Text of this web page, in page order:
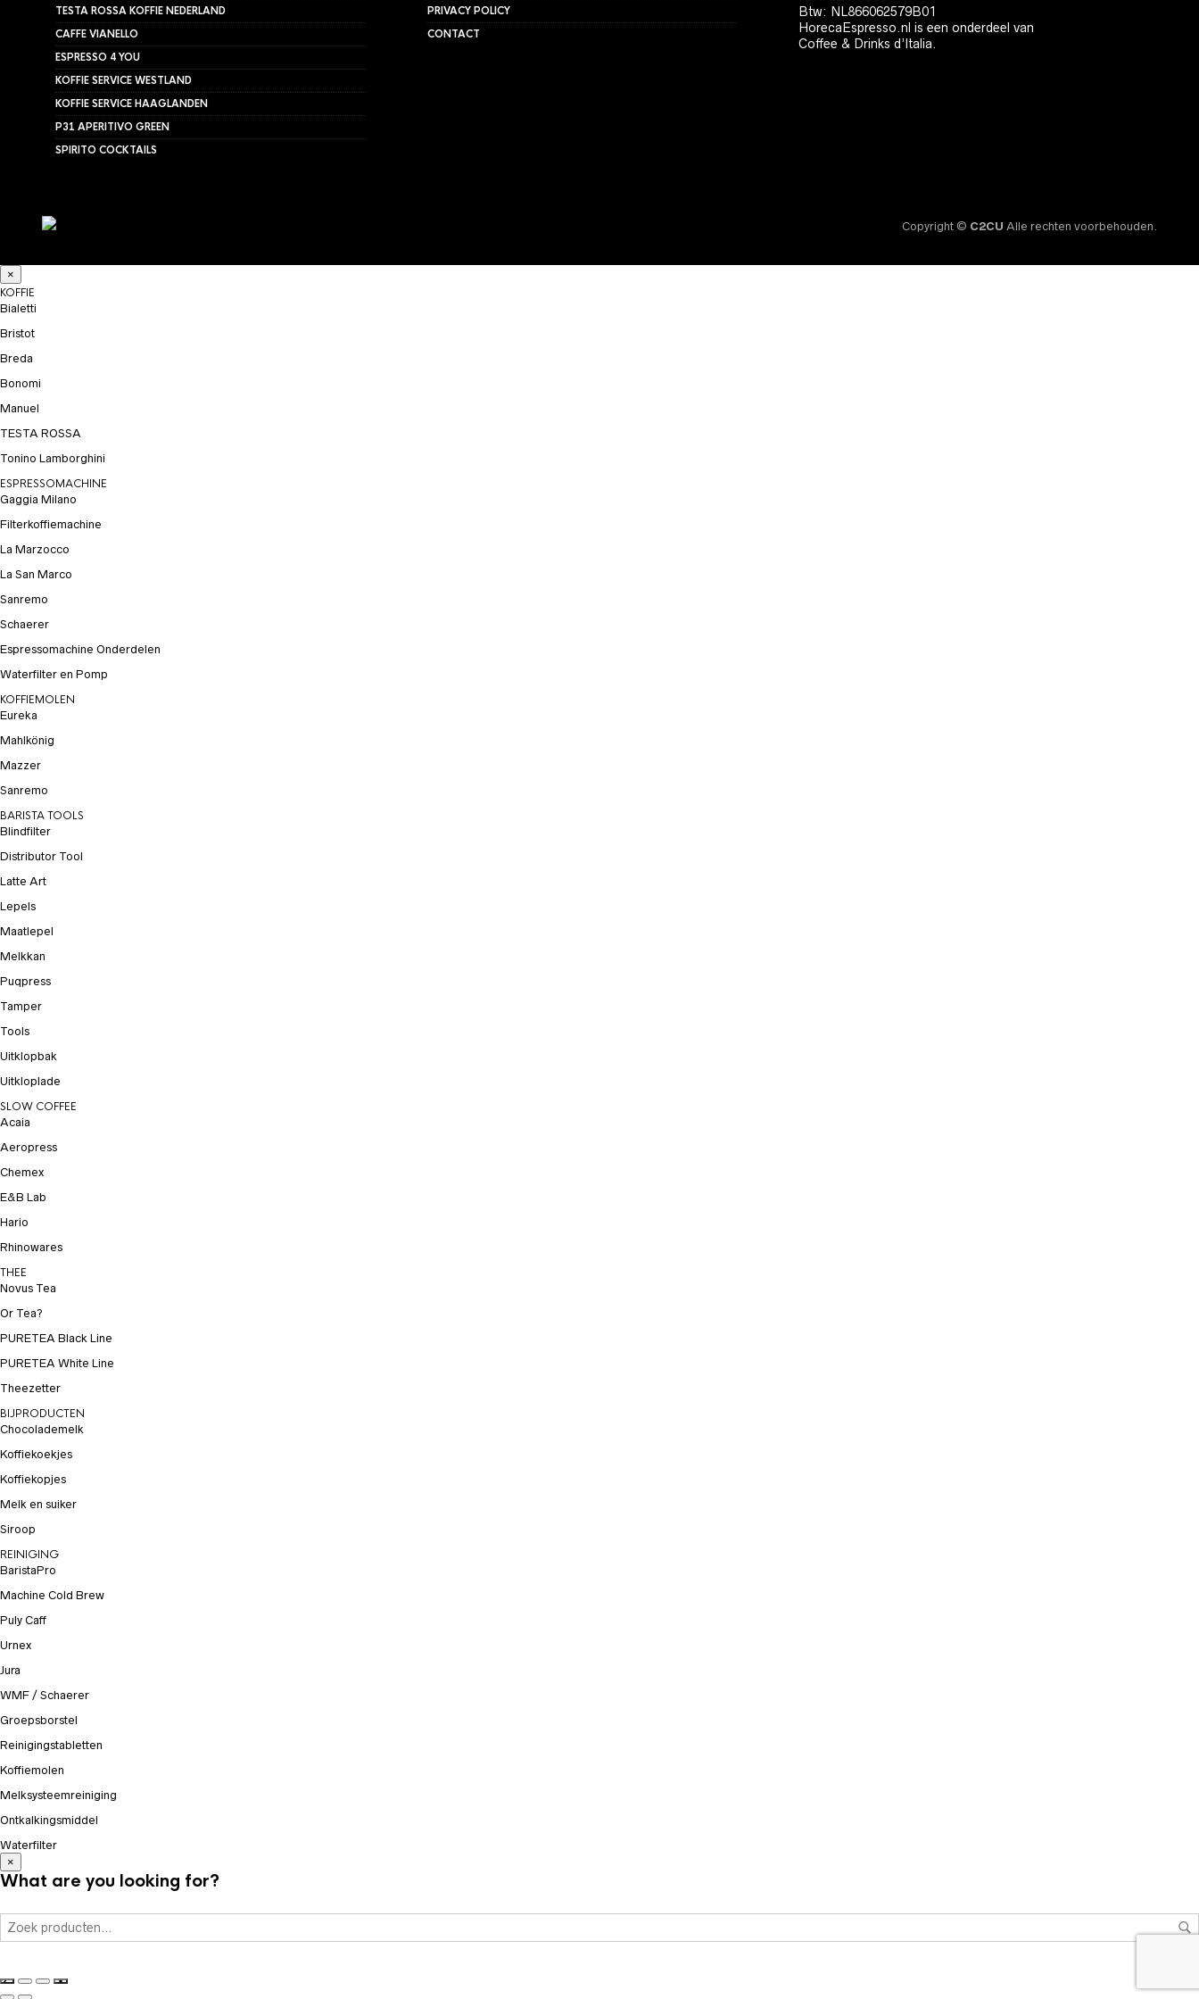
TESTA ROSSA KOFFIE NEDERLAND
CAFFE VIANELLO
ESPRESSO 4 YOU
KOFFIE SERVICE WESTLAND
KOFFIE SERVICE HAAGLANDEN
P31 APERITIVO GREEN
SPIRITO COCKTAILS
PRIVACY POLICY
CONTACT
Btw: NL866062579B01
HorecaEspresso.nl is een onderdeel van
Coffee & Drinks d’Italia.
Copyright © C2CU Alle rechten voorbehouden.
×
KOFFIE
Bialetti
Bristot
Breda
Bonomi
Manuel
TESTA ROSSA
Tonino Lamborghini
ESPRESSOMACHINE
Gaggia Milano
Filterkoffiemachine
La Marzocco
La San Marco
Sanremo
Schaerer
Espressomachine Onderdelen
Waterfilter en Pomp
KOFFIEMOLEN
Eureka
Mahlkönig
Mazzer
Sanremo
BARISTA TOOLS
Blindfilter
Distributor Tool
Latte Art
Lepels
Maatlepel
Melkkan
Puqpress
Tamper
Tools
Uitklopbak
Uitkloplade
SLOW COFFEE
Acaia
Aeropress
Chemex
E&B Lab
Hario
Rhinowares
THEE
Novus Tea
Or Tea?
PURETEA Black Line
PURETEA White Line
Theezetter
BIJPRODUCTEN
Chocolademelk
Koffiekoekjes
Koffiekopjes
Melk en suiker
Siroop
REINIGING
BaristaPro
Machine Cold Brew
Puly Caff
Urnex
Jura
WMF / Schaerer
Groepsborstel
Reinigingstabletten
Koffiemolen
Melksysteemreiniging
Ontkalkingsmiddel
Waterfilter
×
What are you looking for?